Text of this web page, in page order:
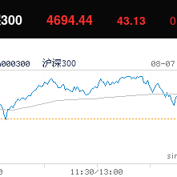
4694.44 43.13